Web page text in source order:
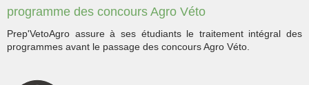
programme des concours Agro Véto
Prep'VetoAgro assure à ses étudiants le traitement intégral des
programmes avant le passage des concours Agro Véto.